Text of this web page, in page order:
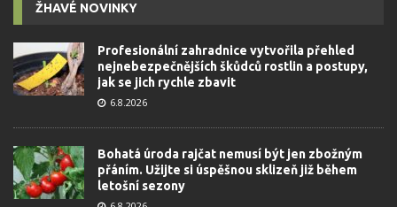
ŽHAVÉ NOVINKY
Profesionální zahradnice vytvořila přehled
nejnebezpečnějších škůdců rostlin a postupy,
jak se jich rychle zbavit
6.8.2026
Bohatá úroda rajčat nemusí být jen zbožným
přáním. Užijte si úspěšnou sklizeň již během
letošní sezony